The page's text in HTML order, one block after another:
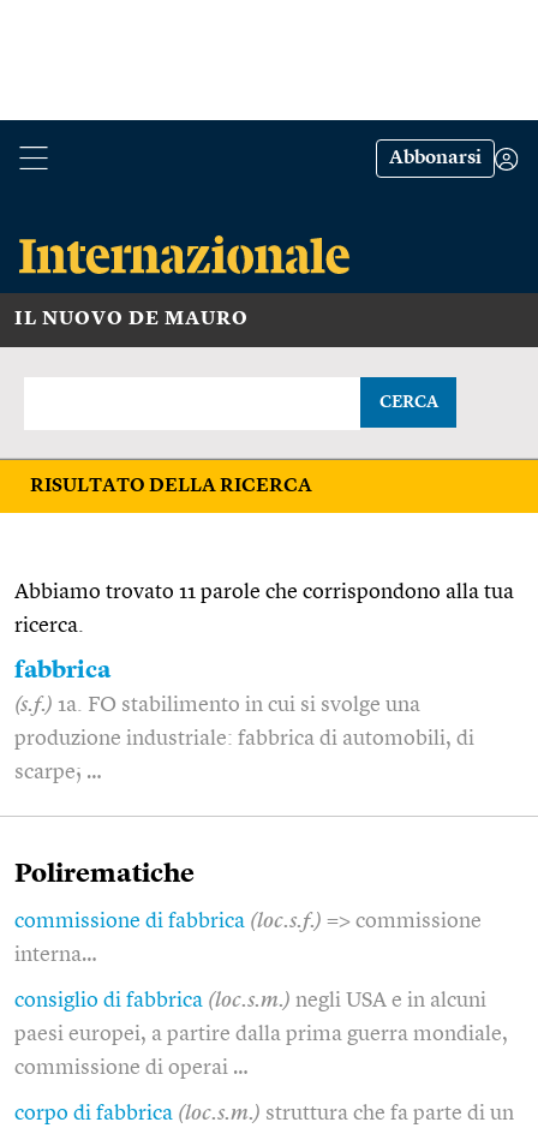
Abbonarsi
IL NUOVO DE MAURO
CERCA
RISULTATO DELLA RICERCA
Abbiamo trovato 11 parole che corrispondono alla tua
ricerca.
fabbrica
(s.f.) 1a. FO stabilimento in cui si svolge una
produzione industriale: fabbrica di automobili, di
scarpe; …
Polirematiche
commissione di fabbrica (loc.s.f.) => commissione
interna…
consiglio di fabbrica (loc.s.m.) negli USA e in alcuni
paesi europei, a partire dalla prima guerra mondiale,
commissione di operai …
corpo di fabbrica (loc.s.m.) struttura che fa parte di un